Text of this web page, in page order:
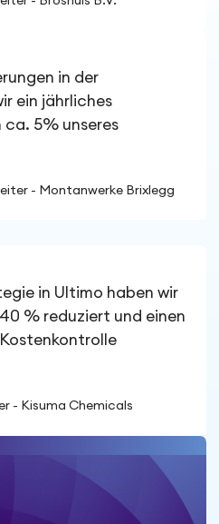
in der
ein jährliches
ca. 5% unseres
- Montanwerke Brixlegg
in Ultimo haben wir
% reduziert und einen
- Kisuma Chemicals